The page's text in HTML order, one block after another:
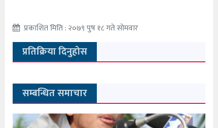
प्रकाशित मिति : २०७९ पुष १८ गते सोमवार
प्रतिक्रिया दिनुहोस
सम्बन्धित समाचार